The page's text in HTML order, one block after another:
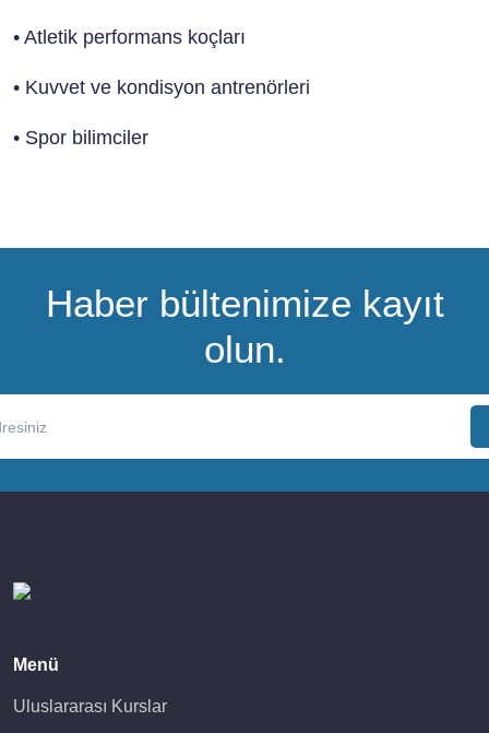
• Atletik performans koçları
• Kuvvet ve kondisyon antrenörleri
• Spor bilimciler
Haber bültenimize kayıt
olun.
Menü
Uluslararası Kurslar